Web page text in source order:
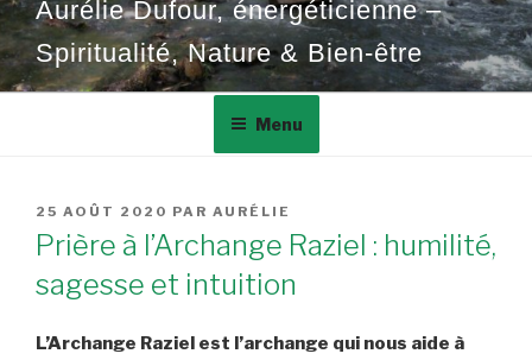
Aurélie Dufour, énergéticienne –
Spiritualité, Nature & Bien-être
Menu
PUBLIÉ
LE
25 AOÛT 2020 PAR AURÉLIE
Prière à l’Archange Raziel : humilité,
sagesse et intuition
L’Archange Raziel est l’archange qui nous aide à